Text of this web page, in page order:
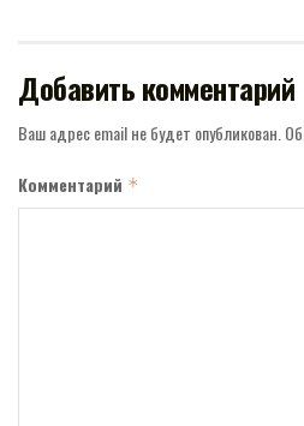
Добавить комментарий
Ваш адрес email не будет опубликован.
Комментарий *